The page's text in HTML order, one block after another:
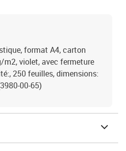
format A4, carton
m2, violet, avec fermeture
250 feuilles, dimensions:
00-65)